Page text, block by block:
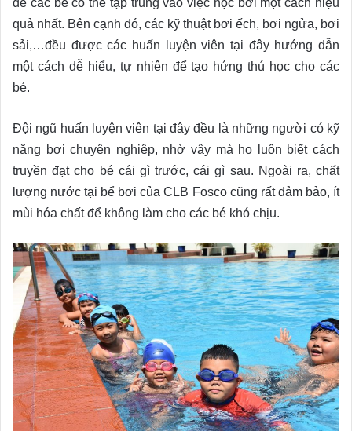
quả nhất. Bên cạnh đó, các kỹ thuật bơi ếch, bơi ngửa, bơi
sải,…đều được các huấn luyện viên tại đây hướng dẫn
một cách dễ hiểu, tự nhiên để tạo hứng thú học cho các
bé.
Đội ngũ huấn luyện viên tại đây đều là những người có kỹ
năng bơi chuyên nghiệp, nhờ vậy mà họ luôn biết cách
truyền đạt cho bé cái gì trước, cái gì sau. Ngoài ra, chất
lượng nước tại bể bơi của CLB Fosco cũng rất đảm bảo, ít
mùi hóa chất để không làm cho các bé khó chịu.